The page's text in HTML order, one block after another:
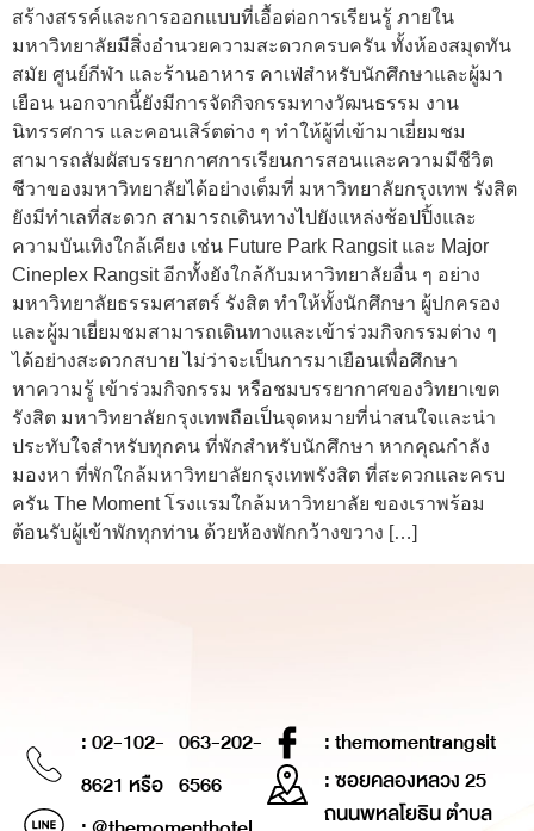
สร้างสรรค์และการออกแบบที่เอื้อต่อการเรียนรู้ ภายใน
มหาวิทยาลัยมีสิ่งอำนวยความสะดวกครบครัน ทั้งห้องสมุดทัน
สมัย ศูนย์กีฬา และร้านอาหาร คาเฟ่สำหรับนักศึกษาและผู้มา
เยือน นอกจากนี้ยังมีการจัดกิจกรรมทางวัฒนธรรม งาน
นิทรรศการ และคอนเสิร์ตต่าง ๆ ทำให้ผู้ที่เข้ามาเยี่ยมชม
สามารถสัมผัสบรรยากาศการเรียนการสอนและความมีชีวิต
ชีวาของมหาวิทยาลัยได้อย่างเต็มที่ มหาวิทยาลัยกรุงเทพ รังสิต
ยังมีทำเลที่สะดวก สามารถเดินทางไปยังแหล่งช้อปปิ้งและ
ความบันเทิงใกล้เคียง เช่น Future Park Rangsit และ Major
Cineplex Rangsit อีกทั้งยังใกล้กับมหาวิทยาลัยอื่น ๆ อย่าง
มหาวิทยาลัยธรรมศาสตร์ รังสิต ทำให้ทั้งนักศึกษา ผู้ปกครอง
และผู้มาเยี่ยมชมสามารถเดินทางและเข้าร่วมกิจกรรมต่าง ๆ
ได้อย่างสะดวกสบาย ไม่ว่าจะเป็นการมาเยือนเพื่อศึกษา
หาความรู้ เข้าร่วมกิจกรรม หรือชมบรรยากาศของวิทยาเขต
รังสิต มหาวิทยาลัยกรุงเทพถือเป็นจุดหมายที่น่าสนใจและน่า
ประทับใจสำหรับทุกคน ที่พักสำหรับนักศึกษา หากคุณกำลัง
มองหา ที่พักใกล้มหาวิทยาลัยกรุงเทพรังสิต ที่สะดวกและครบ
ครัน The Moment โรงแรมใกล้มหาวิทยาลัย ของเราพร้อม
ต้อนรับผู้เข้าพักทุกท่าน ด้วยห้องพักกว้างขวาง […]
: 02-102-
8621 หรือ
063-202-
6566
: themomentrangsit
: ซอยคลองหลวง 25
ถนนพหลโยธิน ตำบล